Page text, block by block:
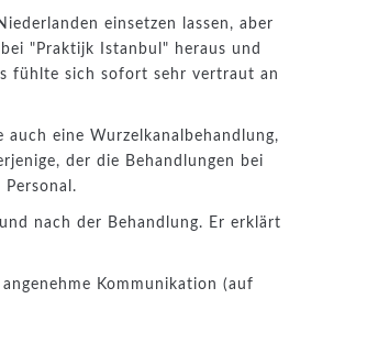
einsetzen lassen, aber
"Praktijk Istanbul" heraus und
fühlte sich sofort sehr vertraut an
eine Wurzelkanalbehandlung,
der die Behandlungen bei
nach der Behandlung. Er erklärt
Kommunikation (auf